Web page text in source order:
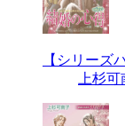
【シリーズ
上杉